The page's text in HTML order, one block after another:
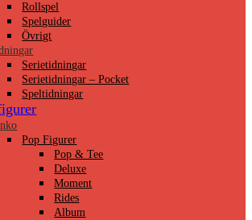
Rollspel
Spelguider
Övrigt
Serietidningar
Serietidningar – Pocket
Speltidningar
Pop Figurer
Pop & Tee
Deluxe
Moment
Rides
Album